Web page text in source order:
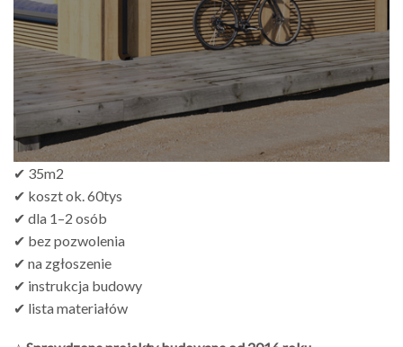
✔ 35m2
✔ koszt ok. 60tys
✔ dla 1–2 osób
✔ bez pozwolenia
✔ na zgłoszenie
✔ instrukcja budowy
✔ lista materiałów